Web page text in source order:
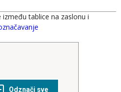
tablice na zaslonu i